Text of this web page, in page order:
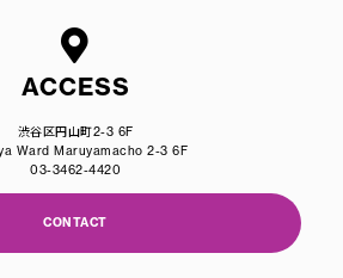
ACCESS
渋谷区円山町2-3 6F
Ward Maruyamacho 2-3 6F
03-3462-4420
CONTACT